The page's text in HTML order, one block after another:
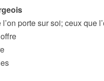
porte sur soi; ceux que